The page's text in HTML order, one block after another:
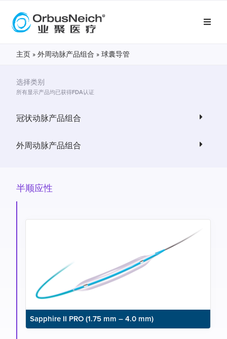
主页 » 外周动脉产品组合 » 球囊导管
选择类别
所有显示产品均已获得FDA认证
冠状动脉产品组合
外周动脉产品组合
半顺应性
Sapphire II PRO (1.75 mm – 4.0 mm)